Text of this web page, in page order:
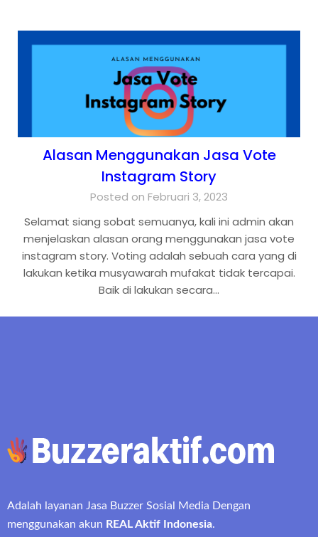
Alasan Menggunakan Jasa Vote
Instagram Story
Posted on Februari 3, 2023
Selamat siang sobat semuanya, kali ini admin akan
menjelaskan alasan orang menggunakan jasa vote
instagram story. Voting adalah sebuah cara yang di
lakukan ketika musyawarah mufakat tidak tercapai.
Baik di lakukan secara…
Adalah layanan Jasa Buzzer Sosial Media Dengan
menggunakan akun REAL Aktif Indonesia.